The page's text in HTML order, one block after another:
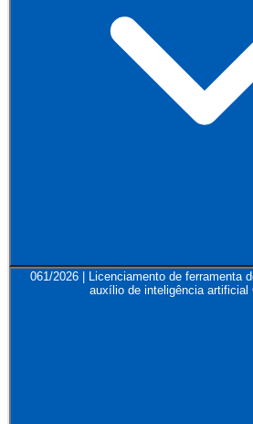
061/2026 | Licenciamento de ferramenta
auxílio de inteligência artificial